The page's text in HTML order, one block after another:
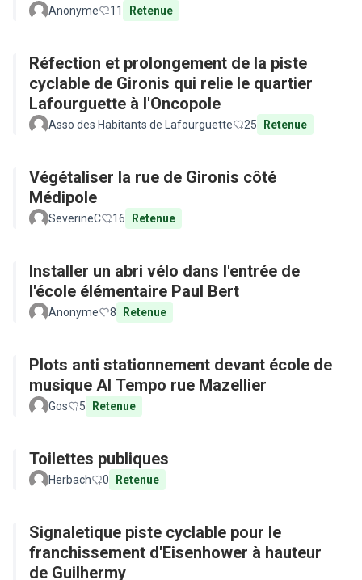
Anonyme 11 Retenue
Réfection et prolongement de la piste
cyclable de Gironis qui relie le quartier
Lafourguette à l'Oncopole
Asso des Habitants de Lafourguette 25 Retenue
Végétaliser la rue de Gironis côté
Médipole
SeverineC 16 Retenue
Installer un abri vélo dans l'entrée de
l'école élémentaire Paul Bert
Anonyme 8 Retenue
Plots anti stationnement devant école de
musique Al Tempo rue Mazellier
Gos 5 Retenue
Toilettes publiques
Herbach 0 Retenue
Signaletique piste cyclable pour le
franchissement d'Eisenhower à hauteur
de Guilhermy